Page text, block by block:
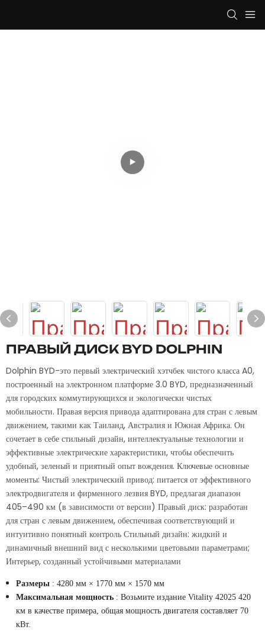
ПРАВЫЙ ДИСК BYD DOLPHIN
Dolphin BYD-это первый электрический хэтчбек чистого класса A0,
построенный на электронном платформе 3.0 BYD, предназначенный
для городских коммутирующихся и экологически чистых
мобильности. Правая версия привода адаптирована для стран с левым
движением, такими как Таиланд, Австралия и Южная Африка. Он
сочетает в себе стильный дизайн, интеллектуальные технологии и
эффективные электрические характеристики, чтобы обеспечить
удобный, зеленый и приятный опыт вождения. Ключевые основные
моменты: Чистый электрический привод: питается от эффективного
электродвигателя и фирменного лезвия BYD, предлагая диапазон
405–490 км (в зависимости от версии) Правый диск: разработан
для стран с левым движением, обеспечивая соответствующий и
интуитивно понятный контроль Стильный дизайн: жидкий и
динамичный внешний вид с несколькими цветовыми параметрами;
Интерьер, созданный устойчивыми материалами
Размеры : 4280 мм × 1770 мм × 1570 мм
Максимальная мощность : Возьмите издание Vitality 42025 420
км в качестве примера, общая мощность двигателя составляет 70
кВт.